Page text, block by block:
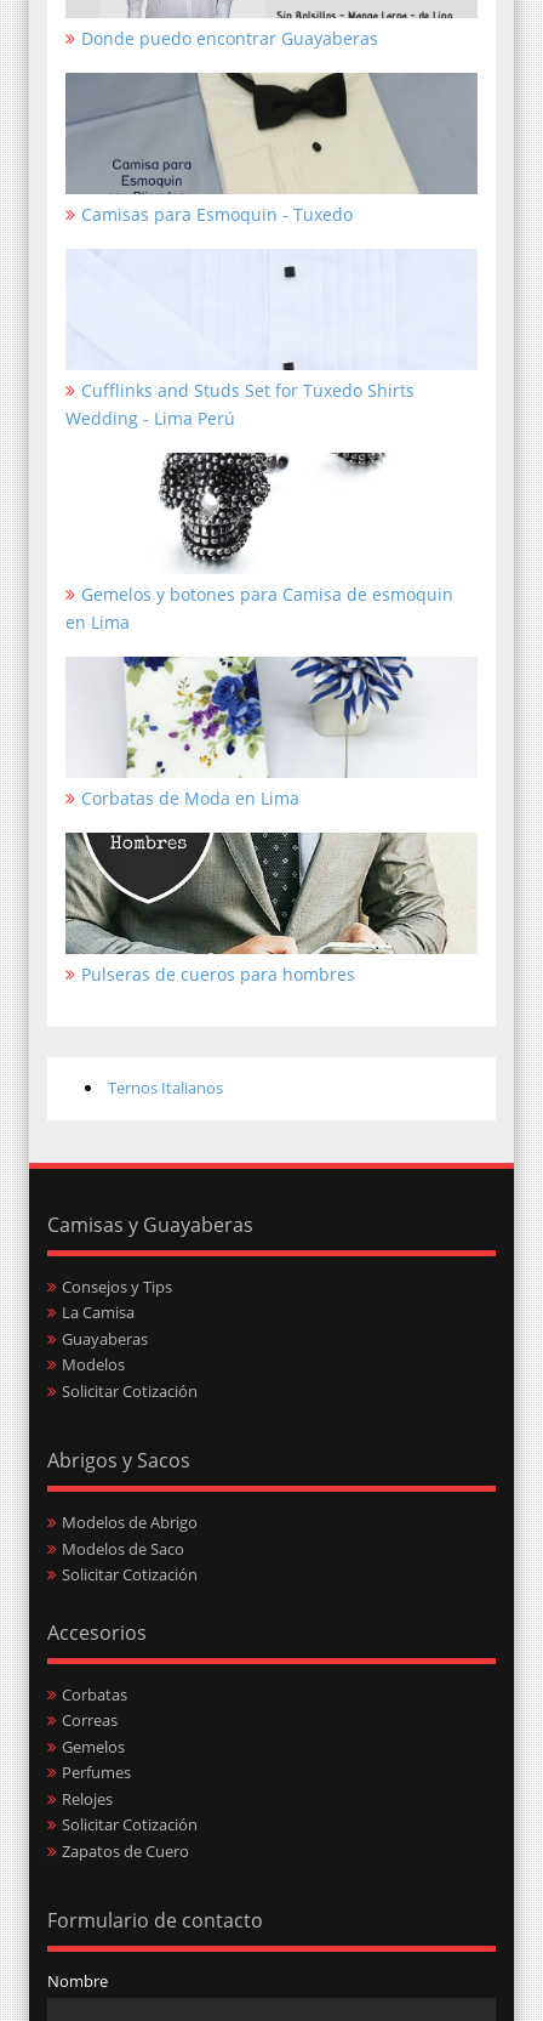
Donde puedo encontrar Guayaberas
Camisas para Esmoquin - Tuxedo
Cufflinks and Studs Set for Tuxedo Shirts
Wedding - Lima Perú
Gemelos y botones para Camisa de esmoquin
en Lima
Corbatas de Moda en Lima
Pulseras de cueros para hombres
Ternos Italianos
Camisas y Guayaberas
Consejos y Tips
La Camisa
Guayaberas
Modelos
Solicitar Cotización
Abrigos y Sacos
Modelos de Abrigo
Modelos de Saco
Solicitar Cotización
Accesorios
Corbatas
Correas
Gemelos
Perfumes
Relojes
Solicitar Cotización
Zapatos de Cuero
Formulario de contacto
Nombre